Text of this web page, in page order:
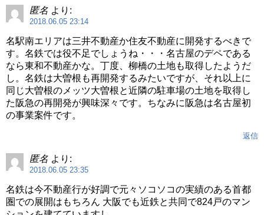
匿名 より:
2018.06.05 23:14
名駅南エリアは三井不動産か住友不動産に開発するべきで
す。名鉄では役不足でしょうね・・・名古屋のデペである
なら東和不動産かな。丁度、柳橋の土地も取得したようだ
し。名鉄は大曽根も再開発するみたいですが、それ以上に
同じ大曽根のメッツ大曽根と近隣の駐車場の土地を取得し
た阪急の再開発が興味深々です。ちなみに阪急は名古屋初
の事業案件です。
返信
匿名 より:
2018.06.05 23:35
名鉄は今不動産行が好調で元々ソコソコの実績のある首都
圏での展開はもちろん 大阪でも近鉄と共同で824戸のマン